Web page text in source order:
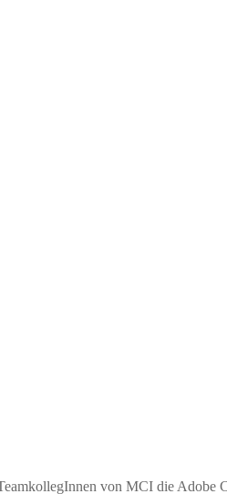
von MCI die Adobe